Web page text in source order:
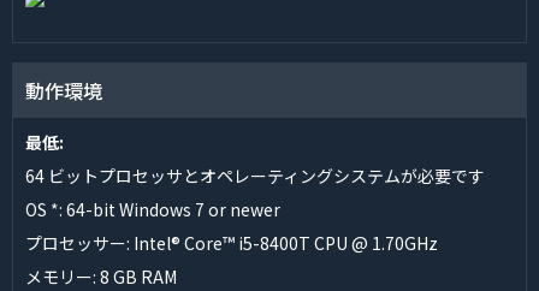
動作環境
最低:
64 ビットプロセッサとオペレーティングシステムが必要です
OS *: 64-bit Windows 7 or newer
プロセッサー: Intel® Core™ i5-8400T CPU @ 1.70GHz
メモリー: 8 GB RAM